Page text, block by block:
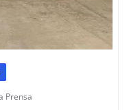
Prensa